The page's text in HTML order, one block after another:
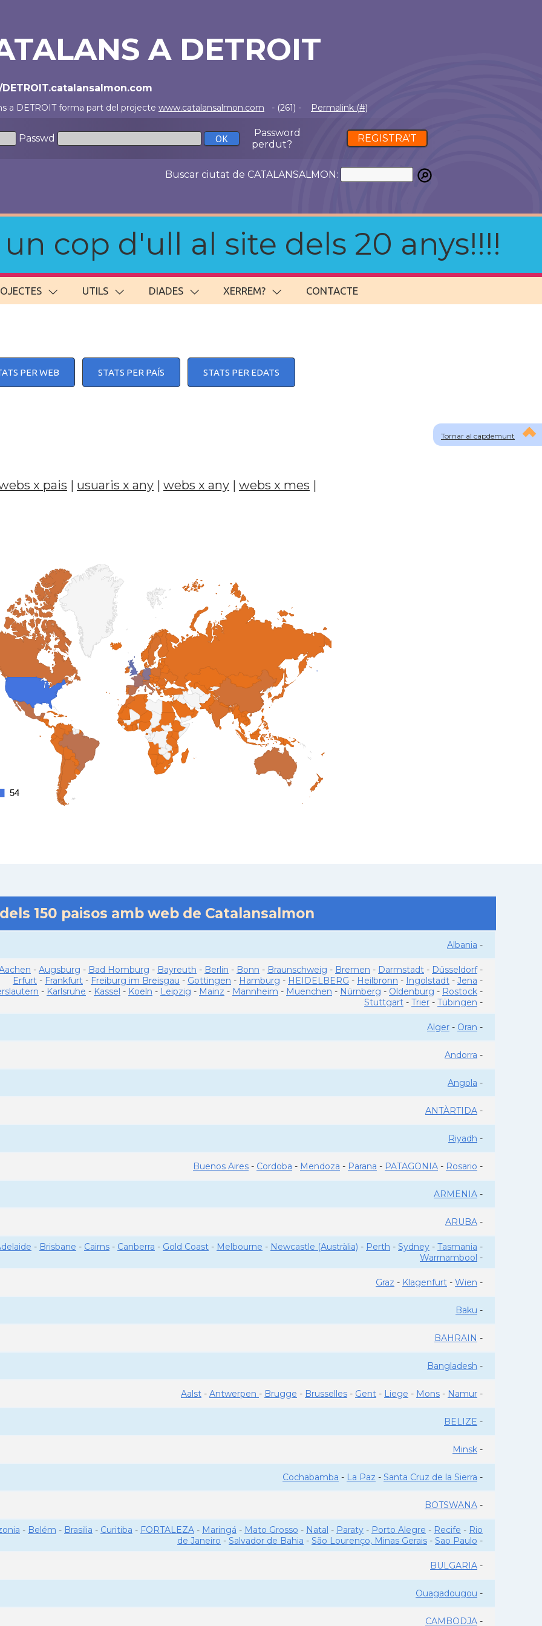
A DETROIT
a DETROIT forma part del projecte www.catalansalmon.com - (261) - Permalink (#)
Passwd
Password
perdut?
REGISTRA'T
Buscar ciutat de CATALANSALMON:
cop d'ull al site dels 20 anys!!!!
UTILS DIADES XERREM? CONTACTE
Tornar al capdemunt
PER WEB STATS PER PAÍS STATS PER EDATS
x pais | usuaris x any | webs x any | webs x mes |
54
54
150 paisos amb web de Catalansalmon
Albania -
- Augsburg - Bad Homburg - Bayreuth - Berlin - Bonn - Braunschweig - Bremen - Darmstadt - Düsseldorf-
Erfurt - Frankfurt - Freiburg im Breisgau - Gottingen - Hamburg - HEIDELBERG - Heilbronn - Ingolstadt - Jena -
- Karlsruhe - Kassel - Koeln - Leipzig - Mainz - Mannheim - Muenchen - Nürnberg - Oldenburg - Rostock -
Stuttgart - Trier - Tübingen -
Alger - Oran -
Andorra -
Angola -
ANTÀRTIDA -
Riyadh -
Buenos Aires - Cordoba - Mendoza - Parana - PATAGONIA - Rosario -
ARMENIA -
ARUBA -
- Brisbane - Cairns - Canberra - Gold Coast - Melbourne - Newcastle (Austràlia) - Perth - Sydney - Tasmania -
Warrnambool -
Graz - Klagenfurt - Wien -
Baku -
BAHRAIN -
Bangladesh -
Aalst - Antwerpen - Brugge - Brusselles - Gent - Liege - Mons - Namur -
BELIZE -
Minsk -
Cochabamba - La Paz - Santa Cruz de la Sierra -
BOTSWANA -
- Belém - Brasilia - Curitiba - FORTALEZA - Maringá - Mato Grosso - Natal - Paraty - Porto Alegre - Recife - Rio
de Janeiro - Salvador de Bahia - São Lourenço, Minas Gerais - Sao Paulo -
BULGARIA -
Ouagadougou -
CAMBODJA -